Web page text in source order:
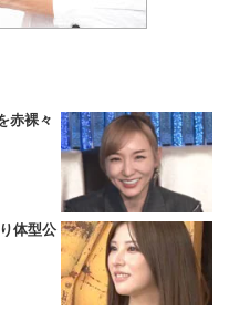
赤裸々
体型公